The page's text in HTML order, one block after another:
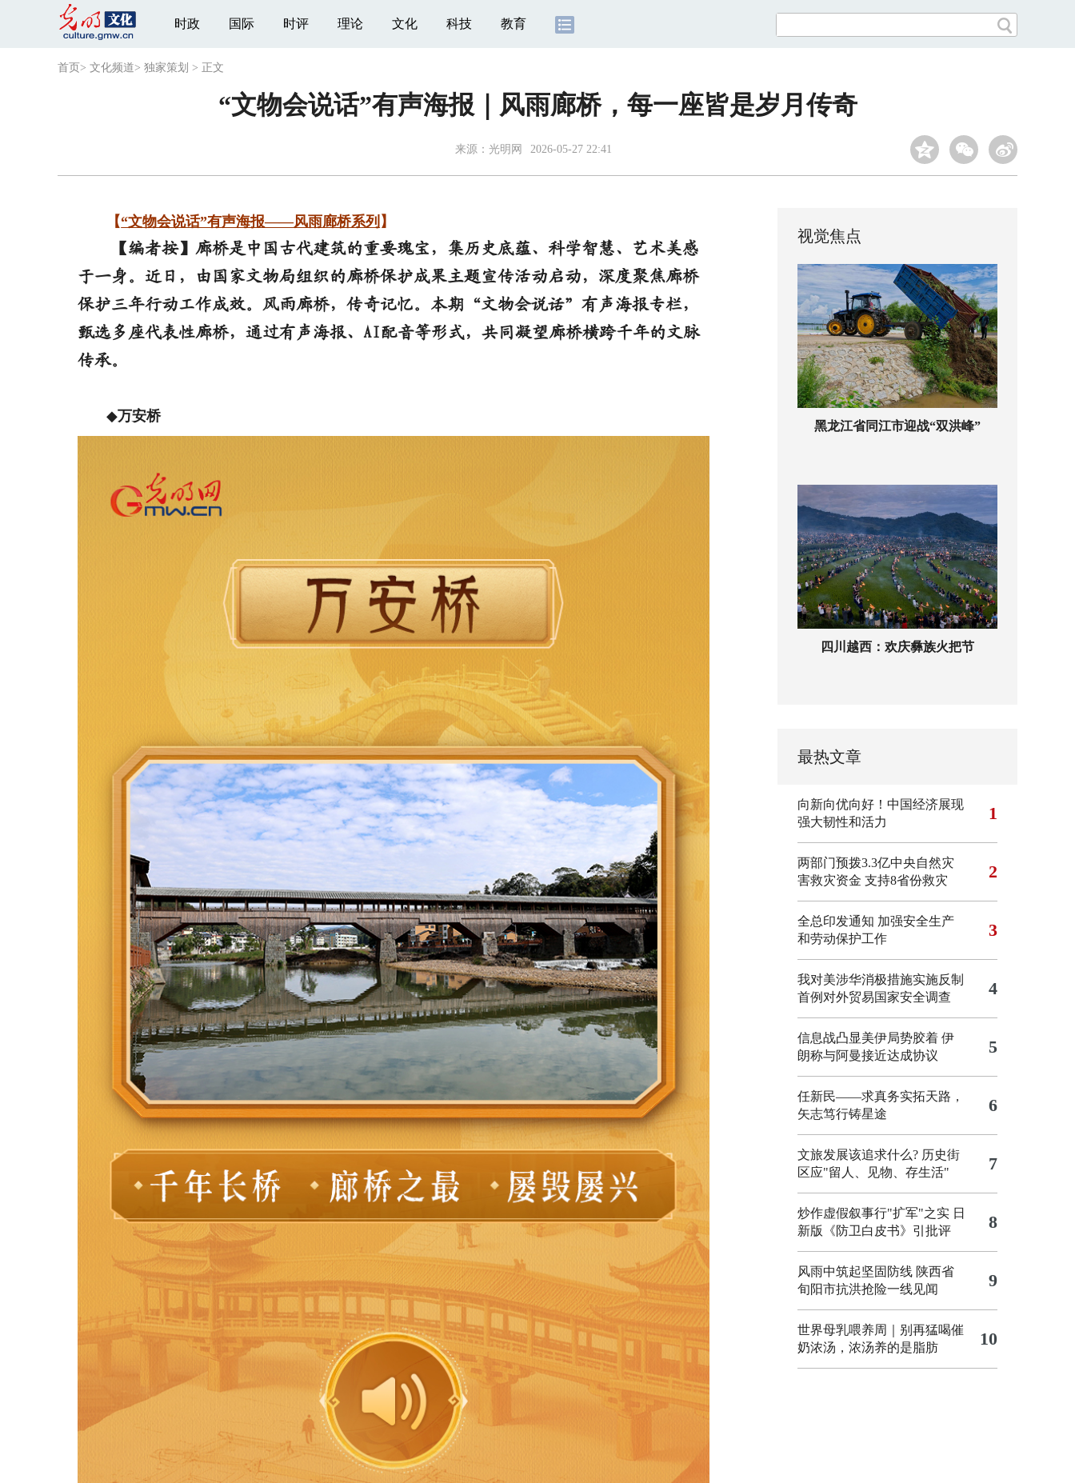
时政 国际 时评 理论 文化 科技 教育
首页 > 文化频道> 独家策划 > 正文
“文物会说话”有声海报｜风雨廊桥，每一座皆是岁月传奇
来源： 光明网 2026-05-27 22:41
【“文物会说话”有声海报——风雨廊桥系列 】
【编者按】廊桥是中国古代建筑的重要瑰宝，集历史底蕴、科学智慧、艺术美感
于一身。近日，由国家文物局组织的廊桥保护成果主题宣传活动启动，深度聚焦廊桥
保护三年行动工作成效。风雨廊桥，传奇记忆。本期“文物会说话”有声海报专栏，
甄选多座代表性廊桥，通过有声海报、AI配音等形式，共同凝望廊桥横跨千年的文脉
传承。
◆万安桥
视觉焦点
黑龙江省同江市迎战“双洪峰”
四川越西：欢庆彝族火把节
最热文章
向新向优向好！中国经济展现
强大韧性和活力
1
两部门预拨3.3亿中央自然灾
害救灾资金 支持8省份救灾
2
全总印发通知 加强安全生产
和劳动保护工作
3
我对美涉华消极措施实施反制
首例对外贸易国家安全调查
4
信息战凸显美伊局势胶着 伊
朗称与阿曼接近达成协议
5
任新民——求真务实拓天路，
矢志笃行铸星途
6
文旅发展该追求什么? 历史街
区应"留人、见物、存生活"
7
炒作虚假叙事行"扩军"之实 日
新版《防卫白皮书》引批评
8
风雨中筑起坚固防线 陕西省
旬阳市抗洪抢险一线见闻
9
世界母乳喂养周｜别再猛喝催
奶浓汤，浓汤养的是脂肪
10